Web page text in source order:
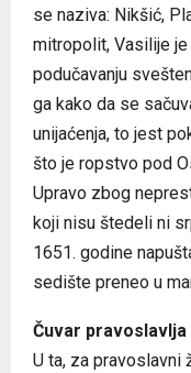
se naziva: Nikšić,
mitropolit, Vasilije
podučavanju
ga kako da se
unijaćenja, to jest
što je ropstvo pod
Upravo zbog
koji nisu štedeli ni
1651. godine
sedište preneo u
Čuvar pravoslavlja
U ta, za pravoslavni